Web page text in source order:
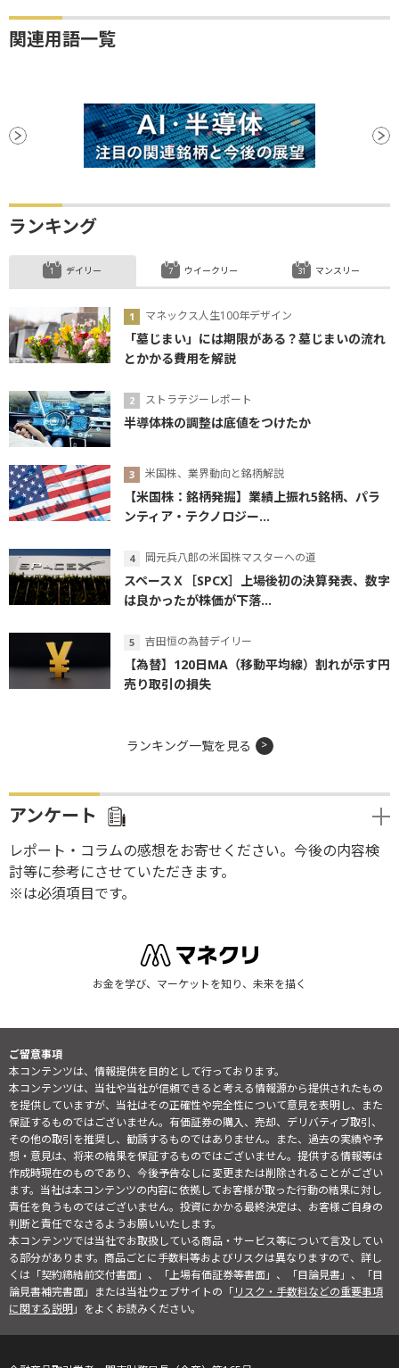
関連用語一覧
ランキング
デイリー
マネックス人生100年デザイン
「墓じまい」には期限がある？墓じまいの流れ
とかかる費用を解説
ストラテジーレポート
半導体株の調整は底値をつけたか
米国株、業界動向と銘柄解説
【米国株：銘柄発掘】業績上振れ5銘柄、パラ
ンティア・テクノロジー...
岡元兵八郎の米国株マスターへの道
スペースＸ［SPCX］上場後初の決算発表、数字
は良かったが株価が下落...
吉田恒の為替デイリー
【為替】120日MA（移動平均線）割れが示す円
売り取引の損失
ウイークリー マンスリー
ランキング一覧を見る
アンケート
レポート・コラムの感想をお寄せください。今後の内容検
討等に参考にさせていただきます。
※は必須項目です。
お金を学び、マーケットを知り、未来を描く
ご留意事項
本コンテンツは、情報提供を目的として行っております。
本コンテンツは、当社や当社が信頼できると考える情報源から提供されたもの
を提供していますが、当社はその正確性や完全性について意見を表明し、また
保証するものではございません。有価証券の購入、売却、デリバティブ取引、
その他の取引を推奨し、勧誘するものではありません。また、過去の実績や予
想・意見は、将来の結果を保証するものではございません。提供する情報等は
作成時現在のものであり、今後予告なしに変更または削除されることがござい
ます。当社は本コンテンツの内容に依拠してお客様が取った行動の結果に対し
責任を負うものではございません。投資にかかる最終決定は、お客様ご自身の
判断と責任でなさるようお願いいたします。
本コンテンツでは当社でお取扱している商品・サービス等について言及してい
る部分があります。商品ごとに手数料等およびリスクは異なりますので、詳し
くは「契約締結前交付書面」、「上場有価証券等書面」、「目論見書」、「目
論見書補完書面」または当社ウェブサイトの「リスク・手数料などの重要事項
に関する説明」をよくお読みください。